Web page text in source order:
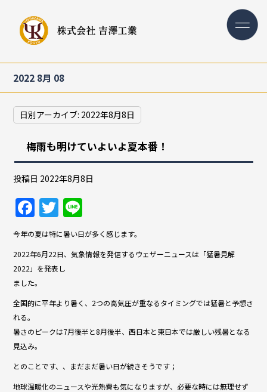
2022 8月 08
日別アーカイブ: 2022年8月8日
梅雨も明けていよいよ夏本番！
投稿日 2022年8月8日
F
a
c
e
b
o
o
k
T
w
itt
er
n
e
今年の夏は特に暑い日が多く感じます。
2022年6月22日、気象情報を発信するウェザーニュースは「猛暑見解
2022」を発表し
ました。
全国的に平年より暑く、2つの高気圧が重なるタイミングでは猛暑と予想さ
れる。
暑さのピークは7月後半と8月後半、西日本と東日本では厳しい残暑となる
見込み。
とのことです、、まだまだ暑い日が続きそうです；
地球温暖化のニュースや光熱費も気になりますが、必要な時には無理せず